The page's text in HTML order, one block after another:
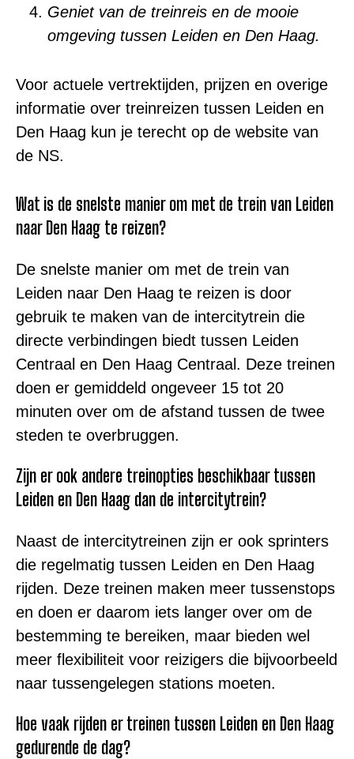
Geniet van de treinreis en de mooie
omgeving tussen Leiden en Den Haag.
Voor actuele vertrektijden, prijzen en overige
informatie over treinreizen tussen Leiden en
Den Haag kun je terecht op de website van
de NS.
Wat is de snelste manier om met de trein van Leiden
naar Den Haag te reizen?
De snelste manier om met de trein van
Leiden naar Den Haag te reizen is door
gebruik te maken van de intercitytrein die
directe verbindingen biedt tussen Leiden
Centraal en Den Haag Centraal. Deze treinen
doen er gemiddeld ongeveer 15 tot 20
minuten over om de afstand tussen de twee
steden te overbruggen.
Zijn er ook andere treinopties beschikbaar tussen
Leiden en Den Haag dan de intercitytrein?
Naast de intercitytreinen zijn er ook sprinters
die regelmatig tussen Leiden en Den Haag
rijden. Deze treinen maken meer tussenstops
en doen er daarom iets langer over om de
bestemming te bereiken, maar bieden wel
meer flexibiliteit voor reizigers die bijvoorbeeld
naar tussengelegen stations moeten.
Hoe vaak rijden er treinen tussen Leiden en Den Haag
gedurende de dag?